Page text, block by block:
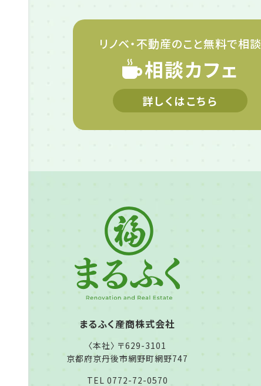
リノベ・不動産のこと無料で相談
相談カフェ
詳しくはこちら
まるふく産商株式会社
〈本社〉 〒629-3101
京都府京丹後市網野町網野747
TEL 0772-72-0570